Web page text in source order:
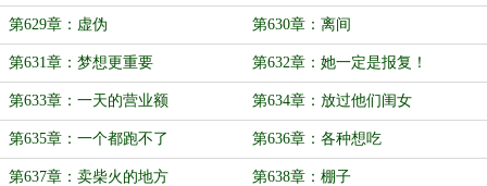
第629章：虚伪 第630章：离间
第631章：梦想更重要 第632章：她一定是报复！
第633章：一天的营业额 第634章：放过他们闺女
第635章：一个都跑不了 第636章：各种想吃
第637章：卖柴火的地方 第638章：棚子